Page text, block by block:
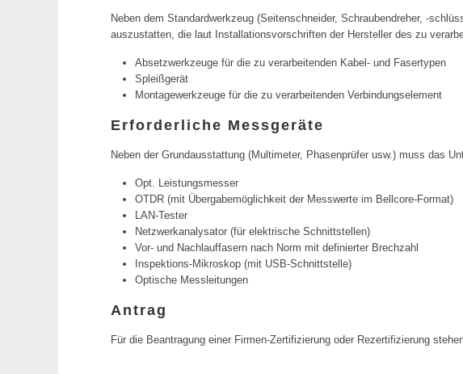
Neben dem Standardwerkzeug (Seitenschneider, Schraubendreher, -
auszustatten, die laut Installationsvorschriften der Hersteller des zu
Absetzwerkzeuge für die zu verarbeitenden Kabel- und Fasertypen
Spleißgerät
Montagewerkzeuge für die zu verarbeitenden Verbindungselement
Erforderliche Messgeräte
Neben der Grundausstattung (Multimeter, Phasenprüfer usw.) muss das
Opt. Leistungsmesser
OTDR (mit Übergabemöglichkeit der Messwerte im Bellcore-Format)
LAN-Tester
Netzwerkanalysator (für elektrische Schnittstellen)
Vor- und Nachlauffasern nach Norm mit definierter Brechzahl
Inspektions-Mikroskop (mit USB-Schnittstelle)
Optische Messleitungen
Antrag
Für die Beantragung einer Firmen-Zertifizierung oder Rezertifizierung